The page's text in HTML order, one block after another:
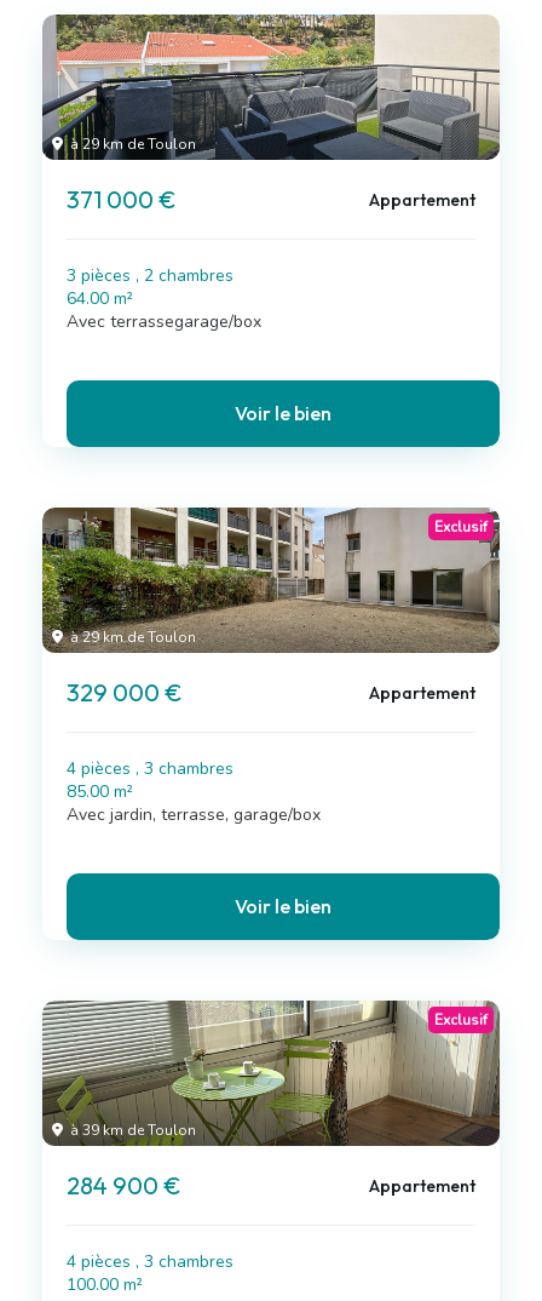
à 29 km de Toulon
371 000 € Appartement
3 pièces , 2 chambres
64.00 m²
Avec terrassegarage/box
Voir le bien
à 29 km de Toulon
Exclusif
329 000 € Appartement
4 pièces , 3 chambres
85.00 m²
Avec jardin, terrasse, garage/box
Voir le bien
à 39 km de Toulon
Exclusif
284 900 € Appartement
4 pièces , 3 chambres
100.00 m²